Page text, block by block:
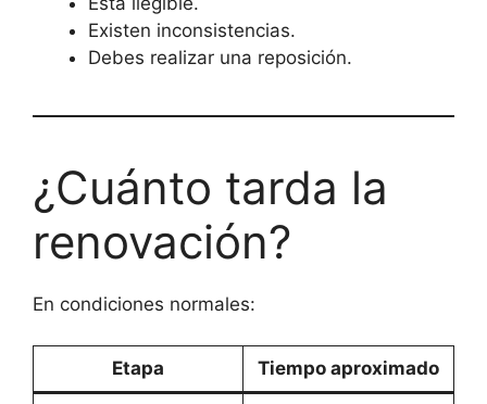
Existen inconsistencias.
Debes realizar una reposición.
¿Cuánto tarda la
renovación?
En condiciones normales:
Etapa Tiempo aproximado